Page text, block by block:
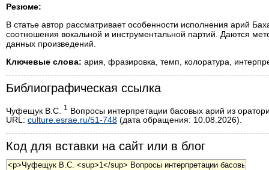
Резюме:
В статье автор рассматривает особенности исполнения арий
соотношения вокальной и инструментальной партий. Даются
данных произведений.
Ключевые слова: ария, фразировка, темп, колоратура,
Библиографическая ссылка
Чуфещук В.С. 1
Вопросы интерпретации басовых арий из
URL: culture.esrae.ru/51-748 (дата обращения: 10.08.2026).
Код для вставки на сайт или в блог